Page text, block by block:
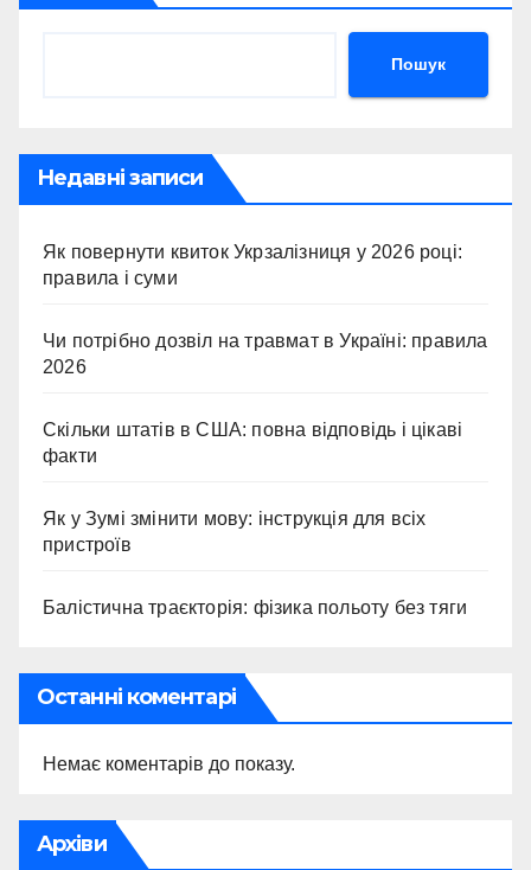
Пошук
Недавні записи
Як повернути квиток Укрзалізниця у 2026 році:
правила і суми
Чи потрібно дозвіл на травмат в Україні: правила
2026
Скільки штатів в США: повна відповідь і цікаві
факти
Як у Зумі змінити мову: інструкція для всіх
пристроїв
Балістична траєкторія: фізика польоту без тяги
Останні коментарі
Немає коментарів до показу.
Архіви